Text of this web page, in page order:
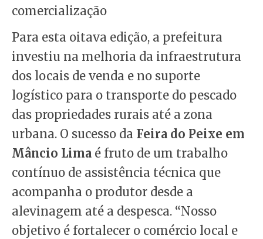
comercialização
Para esta oitava edição, a prefeitura
investiu na melhoria da infraestrutura
dos locais de venda e no suporte
logístico para o transporte do pescado
das propriedades rurais até a zona
urbana. O sucesso da Feira do Peixe em
Mâncio Lima é fruto de um trabalho
contínuo de assistência técnica que
acompanha o produtor desde a
alevinagem até a despesca. “Nosso
objetivo é fortalecer o comércio local e